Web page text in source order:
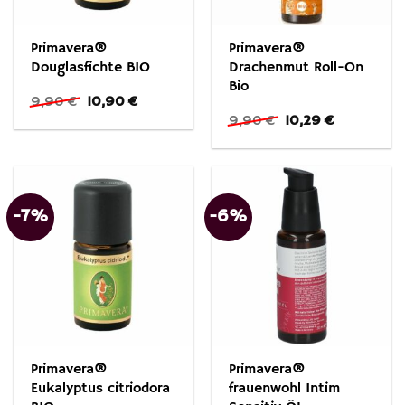
Primavera®
Douglasfichte BIO
9,90€ Ursprünglicher
Preis
war:
10,90€
ist:
Primavera®
Drachenmut Roll-On
Bio
9,90€ Ursprünglicher
Preis
war:
9,90 €
10,29€
ist:
-7%
Primavera®
Eukalyptus citriodora
-6%
Primavera®
frauenwohl Intim